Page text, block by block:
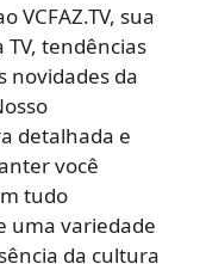
VCFAZ.TV, sua
tendências
novidades da
detalhada e
você
tudo
uma variedade
da cultura